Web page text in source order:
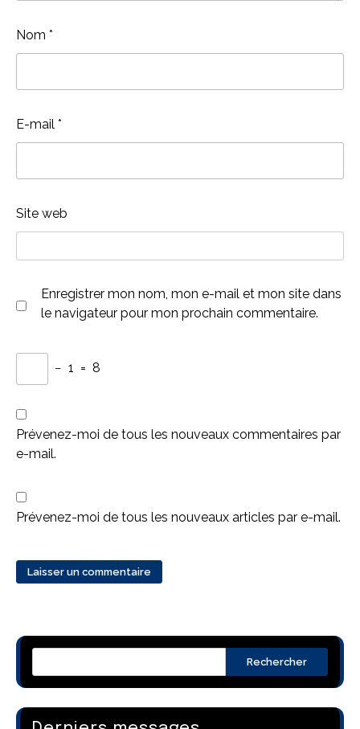
Nom *
E-mail *
Site web
Enregistrer mon nom, mon e-mail et mon site dans
le navigateur pour mon prochain commentaire.
− 1 = 8
Prévenez-moi de tous les nouveaux commentaires par
e-mail.
Prévenez-moi de tous les nouveaux articles par e-mail.
Rechercher